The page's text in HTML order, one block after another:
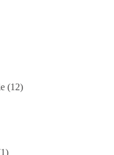
in Sachen
schreibt im
Schutz des Landes
verteidigungsfähig
(12)